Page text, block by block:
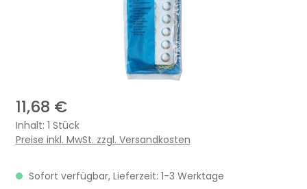
11,68 €
Inhalt: 1 Stück
Preise inkl. MwSt. zzgl. Versandkosten
Sofort verfügbar, Lieferzeit: 1-3 Werktage